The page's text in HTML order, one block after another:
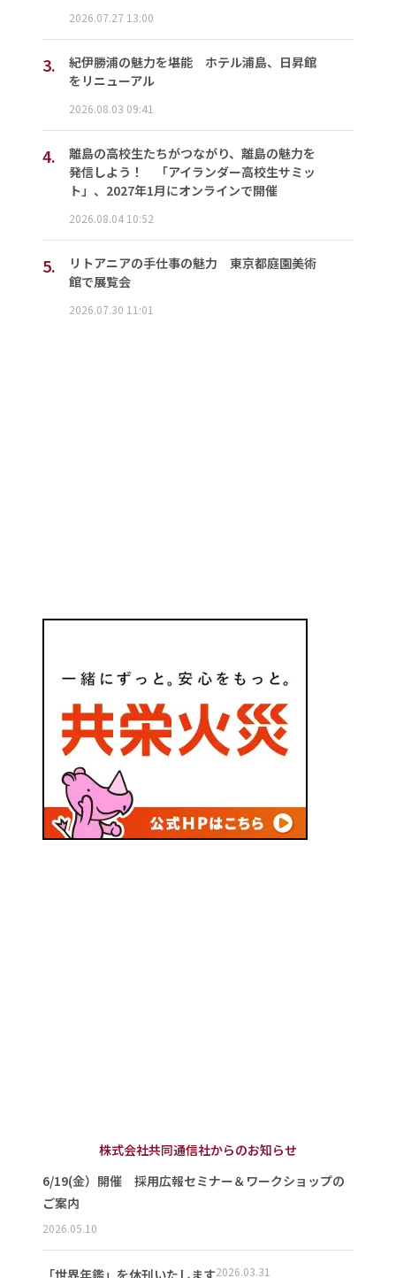
2026.07.27 13:00
3.
紀伊勝浦の魅力を堪能 ホテル浦島、日昇館
をリニューアル
2026.08.03 09:41
4.
離島の高校生たちがつながり、離島の魅力を
発信しよう！ 「アイランダー高校生サミッ
ト」、2027年1月にオンラインで開催
2026.08.04 10:52
5.
リトアニアの手仕事の魅力 東京都庭園美術
館で展覧会
2026.07.30 11:01
株式会社共同通信社からのお知らせ
6/19(金）開催 採用広報セミナー＆ワークショップの
ご案内
2026.05.10
「世界年鑑」を休刊いたします2026.03.31